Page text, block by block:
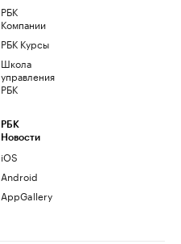
РБК
Компании
РБК Курсы
Школа
управления
РБК
РБК
Новости
iOS
Android
AppGallery